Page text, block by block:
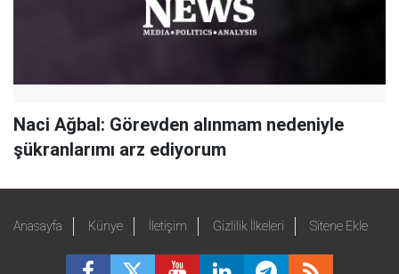
Naci Ağbal: Görevden alınmam nedeniyle
şükranlarımı arz ediyorum
Anasayfa Künye İletişim Gizlilik İlkeleri Sitene Ekle